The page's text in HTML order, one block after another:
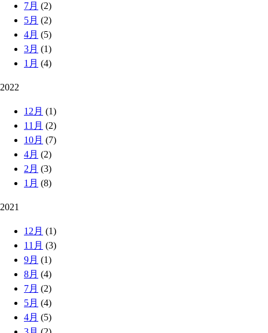
7月 (2)
5月 (2)
4月 (5)
3月 (1)
1月 (4)
2022
12月 (1)
11月 (2)
10月 (7)
4月 (2)
2月 (3)
1月 (8)
2021
12月 (1)
11月 (3)
9月 (1)
8月 (4)
7月 (2)
5月 (4)
4月 (5)